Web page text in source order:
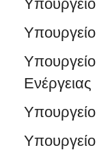
Υπουργείο
Ενέργειας
Υπουργείο